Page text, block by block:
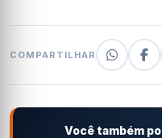
COMPARTILHAR
Você também